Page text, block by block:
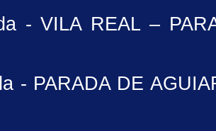
- VILA REAL –
- PARADA DE